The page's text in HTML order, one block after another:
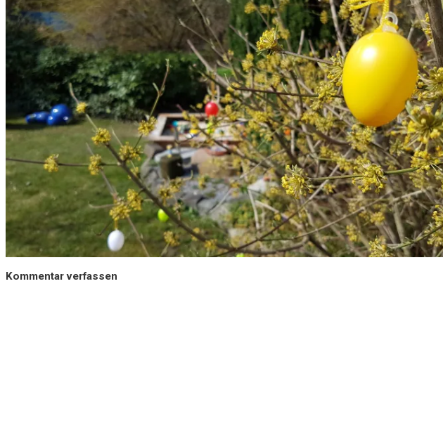
Kommentar verfassen